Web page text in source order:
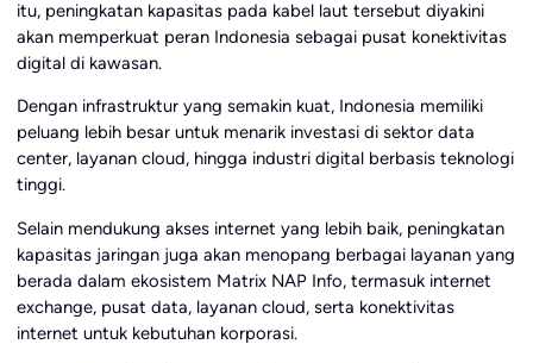
itu, peningkatan kapasitas pada kabel laut tersebut diyakini
akan memperkuat peran Indonesia sebagai pusat konektivitas
digital di kawasan.
Dengan infrastruktur yang semakin kuat, Indonesia memiliki
peluang lebih besar untuk menarik investasi di sektor data
center, layanan cloud, hingga industri digital berbasis teknologi
tinggi.
Selain mendukung akses internet yang lebih baik, peningkatan
kapasitas jaringan juga akan menopang berbagai layanan yang
berada dalam ekosistem Matrix NAP Info, termasuk internet
exchange, pusat data, layanan cloud, serta konektivitas
internet untuk kebutuhan korporasi.